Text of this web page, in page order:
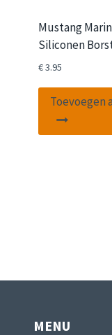
Mustang
Siliconen
€3.95
Toevoegen
MENU